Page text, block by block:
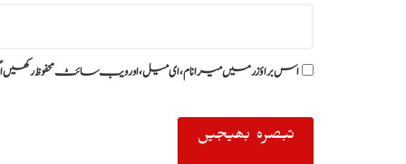
اس براؤزر میں میرا نام، ای میل، اور ویب سائٹ محفوظ